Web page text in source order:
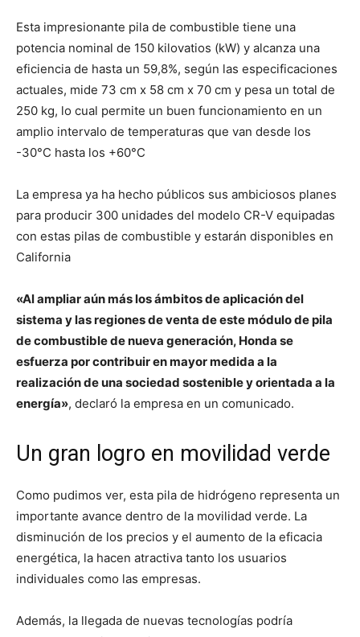
Esta impresionante pila de combustible tiene una
potencia nominal de 150 kilovatios (kW) y alcanza una
eficiencia de hasta un 59,8%, según las especificaciones
actuales, mide 73 cm x 58 cm x 70 cm y pesa un total de
250 kg, lo cual permite un buen funcionamiento en un
amplio intervalo de temperaturas que van desde los
-30°C hasta los +60°C
La empresa ya ha hecho públicos sus ambiciosos planes
para producir 300 unidades del modelo CR-V equipadas
con estas pilas de combustible y estarán disponibles en
California
«Al ampliar aún más los ámbitos de aplicación del
sistema y las regiones de venta de este módulo de pila
de combustible de nueva generación, Honda se
esfuerza por contribuir en mayor medida a la
realización de una sociedad sostenible y orientada a la
energía», declaró la empresa en un comunicado.
Un gran logro en movilidad verde
Como pudimos ver, esta pila de hidrógeno representa un
importante avance dentro de la movilidad verde. La
disminución de los precios y el aumento de la eficacia
energética, la hacen atractiva tanto los usuarios
individuales como las empresas.
Además, la llegada de nuevas tecnologías podría